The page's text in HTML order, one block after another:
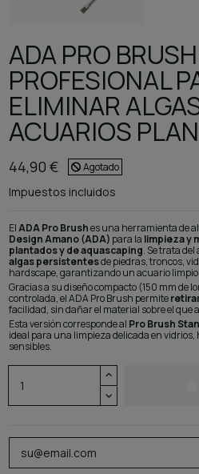
ADA PRO
PROFESIONAL
ELIMINAR
ACUARIOS
44,90 € Agotado
Impuestos incluidos
ElADA Pro Brushes una herramienta de
Design Amano (ADA) para la limpieza y
plantados y de aquascaping. Se trata
algas persistentesde piedras, troncos,
hardscape, garantizando un acuario
Gracias a su diseño compacto (150 mm de
controlada, el ADA Pro Brush permite
facilidad, sin dañar el material sobre el que
Esta versión corresponde al Pro Brush
ideal para una limpieza delicada en
sensibles.